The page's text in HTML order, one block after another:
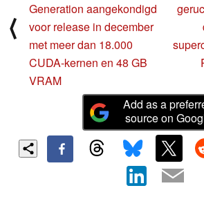
⟨
Generation aangekondigd
voor release in december
met meer dan 18.000
CUDA-kernen en 48 GB
VRAM
Add as a
source on